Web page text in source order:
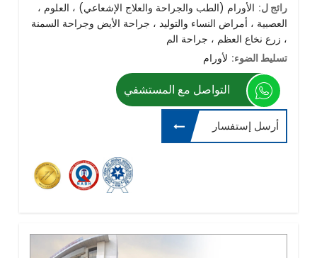
رائج ل:
، الأورام (الطب والجراحة والعلاج الإشعاعي) ، العلوم
العصبية ، أمراض النساء والتوليد ، جراحة الأيض وجراحة السمنة
، زرع نخاع العظم ، جراحة الم
تسليط الضوء: لأورام
التواصل مع المستشفي
أرسل إستفسار